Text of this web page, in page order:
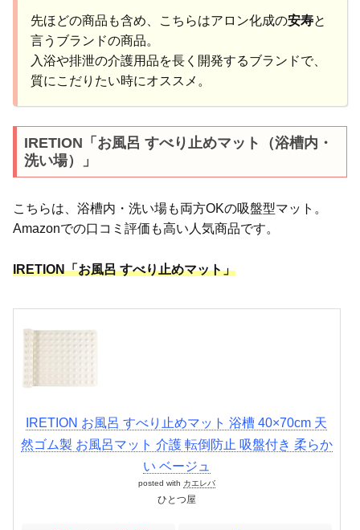
先ほどの商品も含め、こちらはアロン化成の安寿と
言うブランドの商品。
入浴や排泄の介護用品を長く開発するブランドで、
質にこだりたい時にオススメ。
IRETION「お風呂 すべり止めマット（浴槽内・
洗い場）」
こちらは、浴槽内・洗い場も両方OKの吸盤型マット。
Amazonでの口コミ評価も高い人気商品です。
IRETION「お風呂 すべり止めマット」
IRETION お風呂 すべり止めマット 浴槽 40×70cm 天
然ゴム製 お風呂マット 介護 転倒防止 吸盤付き 柔らか
い ベージュ
posted with カエレバ
ひとつ屋